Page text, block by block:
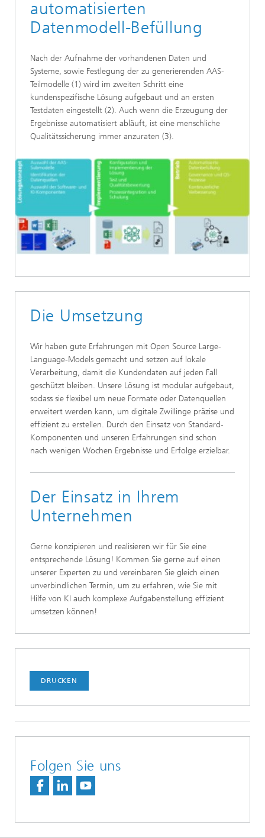
automatisierten
Datenmodell-Befüllung
Nach der Aufnahme der vorhandenen Daten und
Systeme, sowie Festlegung der zu generierenden AAS-
Teilmodelle (1) wird im zweiten Schritt eine
kundenspezifische Lösung aufgebaut und an ersten
Testdaten eingestellt (2). Auch wenn die Erzeugung der
Ergebnisse automatisiert abläuft, ist eine menschliche
Qualitätssicherung immer anzuraten (3).
Die Umsetzung
Wir haben gute Erfahrungen mit Open Source Large-
Language-Models gemacht und setzen auf lokale
Verarbeitung, damit die Kundendaten auf jeden Fall
geschützt bleiben. Unsere Lösung ist modular aufgebaut,
sodass sie flexibel um neue Formate oder Datenquellen
erweitert werden kann, um digitale Zwillinge präzise und
effizient zu erstellen. Durch den Einsatz von Standard-
Komponenten und unseren Erfahrungen sind schon
nach wenigen Wochen Ergebnisse und Erfolge erzielbar.
Der Einsatz in Ihrem
Unternehmen
Gerne konzipieren und realisieren wir für Sie eine
entsprechende Lösung! Kommen Sie gerne auf einen
unserer Experten zu und vereinbaren Sie gleich einen
unverbindlichen Termin, um zu erfahren, wie Sie mit
Hilfe von KI auch komplexe Aufgabenstellung effizient
umsetzen können!
DRUCKEN
Folgen Sie uns